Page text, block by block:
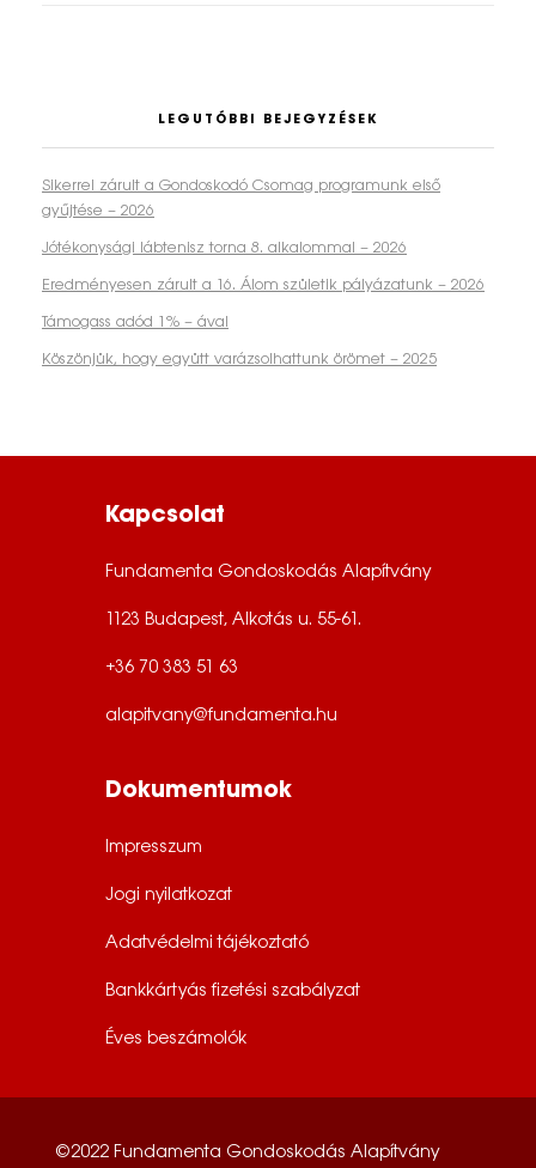
LEGUTÓBBI BEJEGYZÉSEK
Sikerrel zárult a Gondoskodó Csomag programunk első
gyűjtése – 2026
Jótékonysági lábtenisz torna 8. alkalommal – 2026
Eredményesen zárult a 16. Álom születik pályázatunk – 2026
Támogass adód 1% – ával
Köszönjük, hogy együtt varázsolhattunk örömet – 2025
Kapcsolat
Fundamenta Gondoskodás Alapítvány
1123 Budapest, Alkotás u. 55-61.
+36 70 383 51 63
alapitvany@fundamenta.hu
Dokumentumok
Impresszum
Jogi nyilatkozat
Adatvédelmi tájékoztató
Bankkártyás fizetési szabályzat
Éves beszámolók
©2022 Fundamenta Gondoskodás Alapítvány